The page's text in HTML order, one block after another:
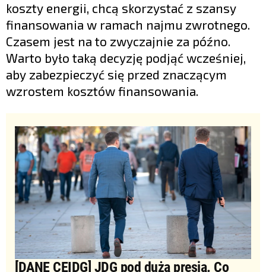
koszty energii, chcą skorzystać z szansy
finansowania w ramach najmu zwrotnego.
Czasem jest na to zwyczajnie za późno.
Warto było taką decyzję podjąć wcześniej,
aby zabezpieczyć się przed znaczącym
wzrostem kosztów finansowania.
[DANE CEIDG] JDG pod dużą presją. Co